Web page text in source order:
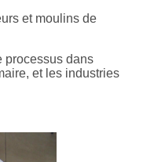
et moulins de
processus dans
et les industries